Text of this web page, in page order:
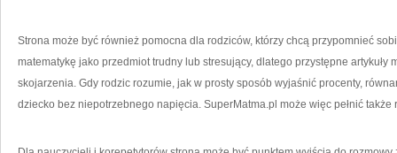
Strona może być również pomocna dla rodziców, którzy chcą przypomnieć
matematykę jako przedmiot trudny lub stresujący, dlatego przystępne artykuły
skojarzenia. Gdy rodzic rozumie, jak w prosty sposób wyjaśnić procenty,
dziecko bez niepotrzebnego napięcia. SuperMatma.pl może więc pełnić